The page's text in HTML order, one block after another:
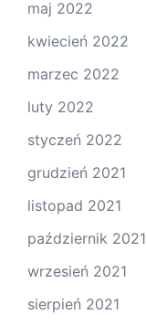
maj 2022
kwiecień 2022
marzec 2022
luty 2022
styczeń 2022
grudzień 2021
listopad 2021
październik 2021
wrzesień 2021
sierpień 2021